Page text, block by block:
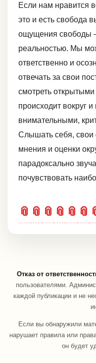
Если нам нравится
это и есть свобода
ощущения свободы –
реальностью. Мы
ответственно и
отвечать за свои
смотреть открытыми
происходит вокруг
внимательными,
Слышать себя, свои
мнения и оценки
парадоксально
почувствовать
📎 📎 📎 📎 📎 📎
Отказ от
пользователями.
каждой публикации и не
Если вы обнаружили
нарушает правила или
он будет